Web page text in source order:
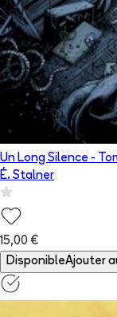
Un Long Silence -
É. Stalner
15,00 €
DisponibleAjouter